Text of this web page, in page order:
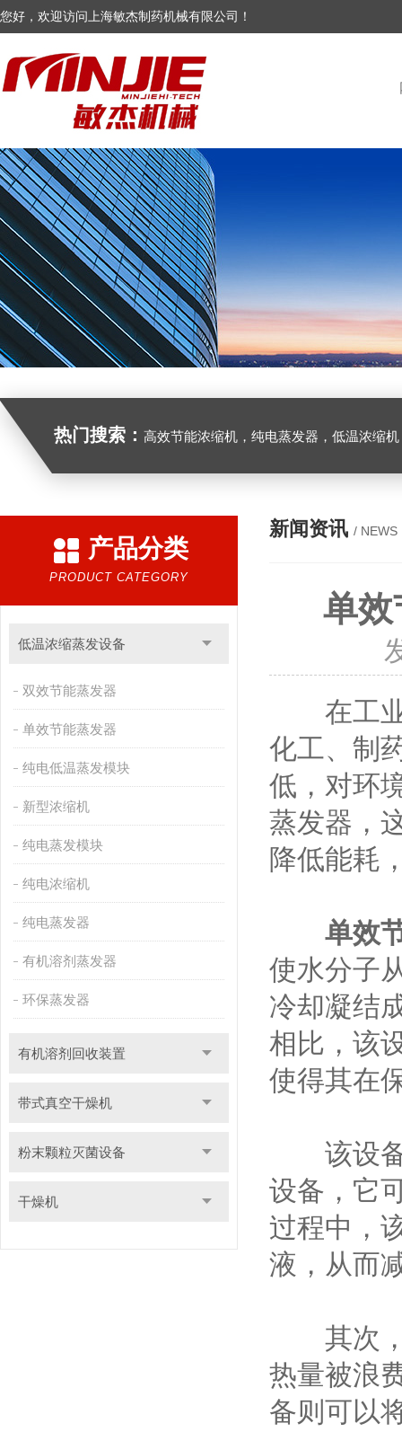
您好，欢迎访问上海敏杰制药机械有限公司！
热门搜索： 高效节能浓缩机，纯电蒸发器，低温浓缩机
产品分类
PRODUCT CATEGORY
低温浓缩蒸发设备
双效节能蒸发器
单效节能蒸发器
纯电低温蒸发模块
新型浓缩机
纯电蒸发模块
纯电浓缩机
纯电蒸发器
有机溶剂蒸发器
环保蒸发器
有机溶剂回收装置
带式真空干燥机
粉末颗粒灭菌设备
干燥机
新闻资讯 / NEWS
单效
在工业
化工、制
低，对环
蒸发器，
降低能耗
单效
使水分子
冷却凝结
相比，该
使得其在
该设备
设备，它
过程中，
液，从而
其次，
热量被浪
备则可以